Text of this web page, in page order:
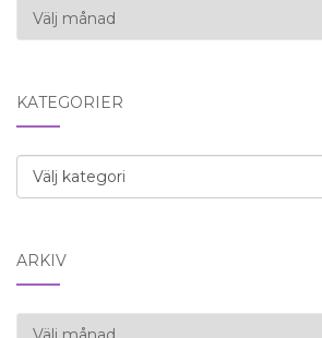
Arkiv
KATEGORIER
Kategorier
ARKIV
Arkiv